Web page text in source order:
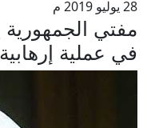
28 يوليو 2019 م
في عملية